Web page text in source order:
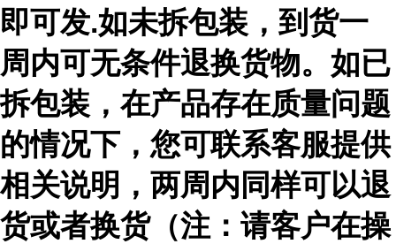
即可发.如未拆包装，到货一
周内可无条件退换货物。如已
拆包装，在产品存在质量问题
的情况下，您可联系客服提供
相关说明，两周内同样可以退
货或者换货（注：请客户在操